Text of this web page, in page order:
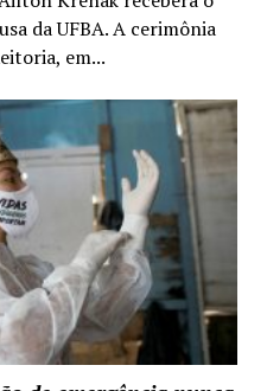
da UFBA. A cerimônia
em...